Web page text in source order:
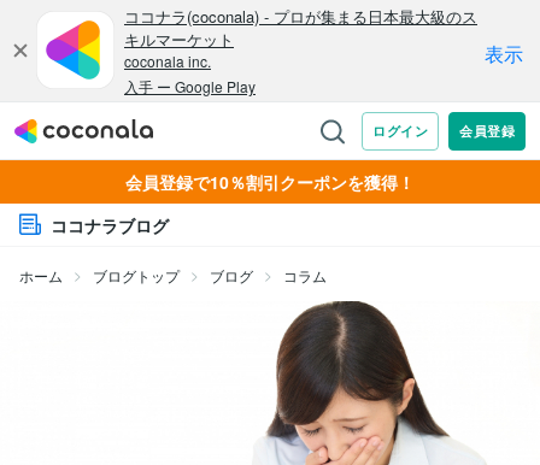
会員登録で10％割引クーポンを獲得！
ココナラブログ
ホーム ブログトップ ブログ コラム